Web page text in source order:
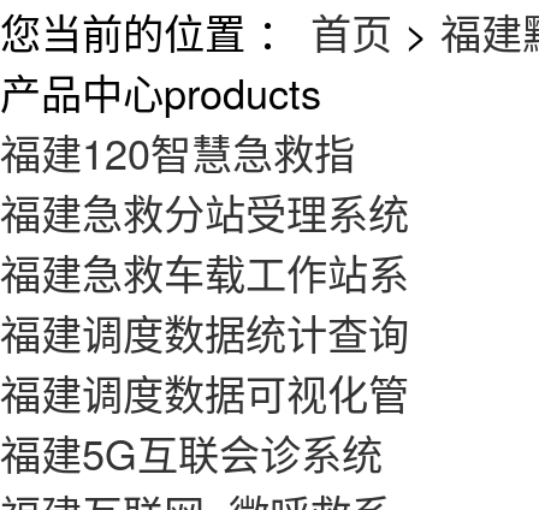
您当前的位置 ： 首页 > 福建
产品中心products
福建120智慧急救指
福建急救分站受理系统
福建急救车载工作站系
福建调度数据统计查询
福建调度数据可视化管
福建5G互联会诊系统